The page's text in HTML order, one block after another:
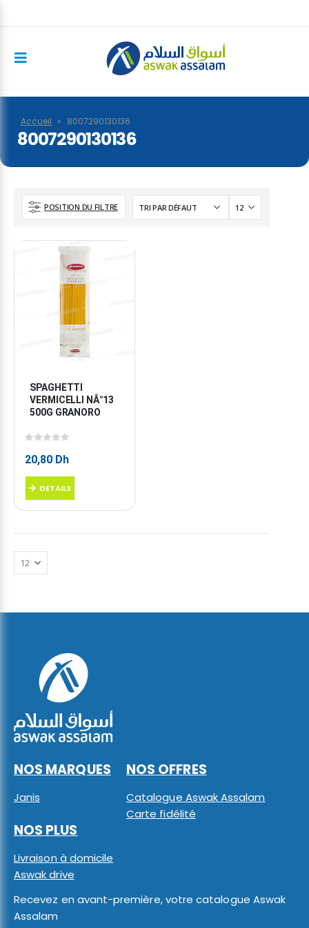
Accueil » 8007290130136
8007290130136
POSITION DU FILTRE
SPAGHETTI
VERMICELLI NÂ°13
500G GRANORO
20,80 Dh
DETAILS
NOS MARQUES
Janis
NOS OFFRES
Catalogue Aswak Assalam
Carte fidélité
NOS PLUS
Livraison à domicile
Aswak drive
Recevez en avant-première, votre catalogue Aswak
Assalam